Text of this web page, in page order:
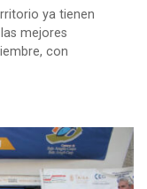
ya tienen
mejores
con